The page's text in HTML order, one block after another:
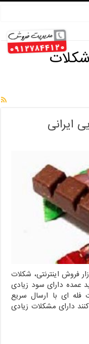
ایرانی
فروش اینترنتی، شکلات
عمده دارای سود زیادی
ای با ارسال سریع
دارای مشکلات زیادی